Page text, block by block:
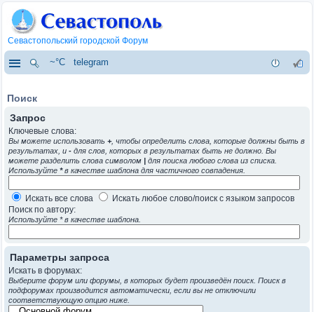
Севастопольский городской Форум
~°C telegram
Поиск
Запрос
Ключевые слова:
Вы можете использовать +, чтобы определить слова, которые должны быть в
результатах, и - для слов, которых в результатах быть не должно. Вы
можете разделить слова символом | для поиска любого слова из списка.
Используйте *в качестве шаблона для частичного совпадения.
Искать все слова
Искать любое слово/поиск с языком запросов
Поиск по автору:
Используйте * в качестве шаблона.
Параметры запроса
Искать в форумах:
Выберите форум или форумы, в которых будет произведён поиск. Поиск в
подфорумах производится автоматически, если вы не отключили
соответствующую опцию ниже.